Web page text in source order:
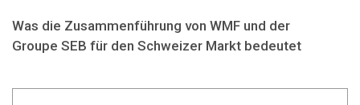
Was die Zusammenführung von WMF und der
Groupe SEB für den Schweizer Markt bedeutet